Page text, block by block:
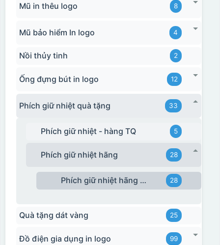
Mũ in thêu logo 8
Mũ bảo hiểm In logo 4
Nồi thủy tinh 2
Ống đựng bút in logo 12
Phích giữ nhiệt quà tặng 33
Phích giữ nhiệt - hàng TQ 5
Phích giữ nhiệt hãng 28
Phích giữ nhiệt hãng Rạng Đông 28
Quà tặng dát vàng 25
Đồ điện gia dụng in logo 99